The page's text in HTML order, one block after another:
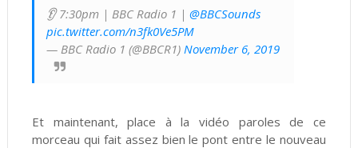
👂 7:30pm | BBC Radio 1 | @BBCSounds
pic.twitter.com/n3fk0Ve5PM
— BBC Radio 1 (@BBCR1) November 6, 2019
Et maintenant, place à la vidéo paroles de ce
morceau qui fait assez bien le pont entre le nouveau